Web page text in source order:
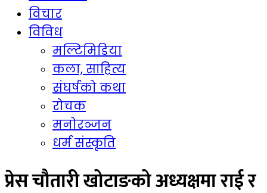
विचार
विविध
मल्टिमिडिया
कला, साहित्य
संघर्षको कथा
रोचक
मनोरञ्जन
धर्म संस्कृति
प्रेस चौतारी खोटाङको अध्यक्षमा राई र